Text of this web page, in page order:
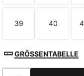
Größe
39
Größe
40
GRÖSSENTABELLE